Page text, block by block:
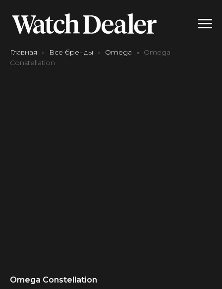
Главная Все бренды Omega
Omega
Constellation
Omega Constellation